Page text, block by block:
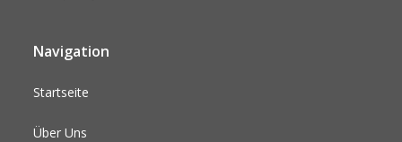
Navigation
Startseite
Über Uns